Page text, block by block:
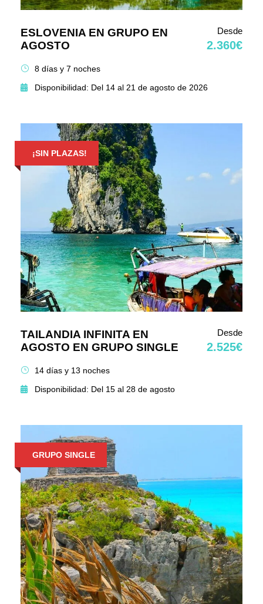
ESLOVENIA EN GRUPO EN
AGOSTO
Desde
2.360€
8 días y 7 noches
Disponibilidad: Del 14 al 21 de agosto de 2026
¡SIN PLAZAS!
TAILANDIA INFINITA EN
AGOSTO EN GRUPO SINGLE
Desde
2.525€
14 días y 13 noches
Disponibilidad: Del 15 al 28 de agosto
GRUPO SINGLE